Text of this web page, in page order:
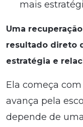
mais
Uma
resultado direto
estratégia e
Ela começa
avança pela
depende de